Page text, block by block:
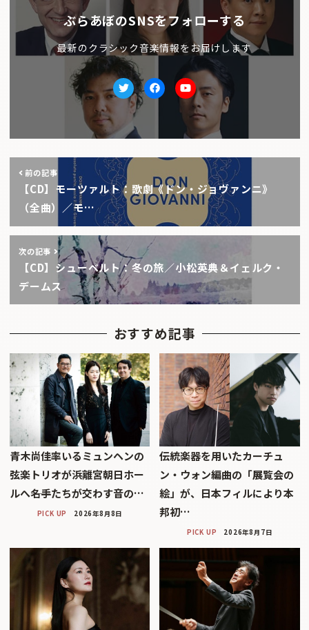
ぶらあぼのSNSをフォローする
最新のクラシック音楽情報をお届けします
TwitterfacebookYoutube
前の記事
【CD】モーツァルト：歌劇《ドン・ジョヴァンニ》
（全曲）／モ…
次の記事
【CD】シューベルト：冬の旅／小松英典＆イェルク・
デームス
おすすめ記事
青木尚佳率いるミュンヘンの
弦楽トリオが浜離宮朝日ホー
ルへ――名手たちが交わす音の…
PICK UP 2026年8月8日
伝統楽器を用いたカーチュ
ン・ウォン編曲の「展覧会の
絵」が、日本フィルにより本
邦初…
PICK UP 2026年8月7日